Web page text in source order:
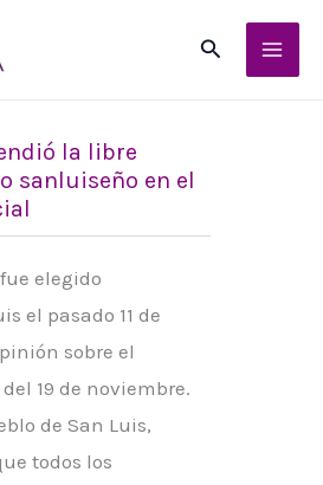
Buscar
la libre
sanluiseño en el
elegido
el pasado 11 de
sobre el
19 de noviembre.
de San Luis,
todos los